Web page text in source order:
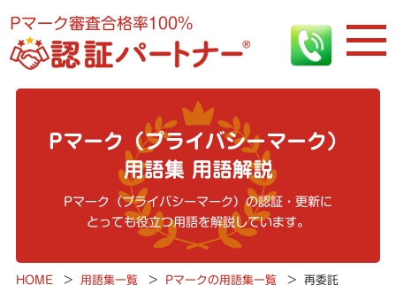
Pマーク審査合格率100%
Pマーク（プライバシーマーク）
用語集 用語解説
Pマーク（プライバシーマーク）の認証・更新に
とっても役立つ用語を解説しています。
HOME > 用語集一覧 > Pマークの用語集一覧 > 再委託